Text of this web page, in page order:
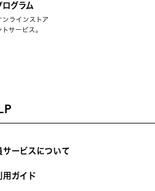
ログラム
ラインストア
サービス。
サービスについて
用ガイド